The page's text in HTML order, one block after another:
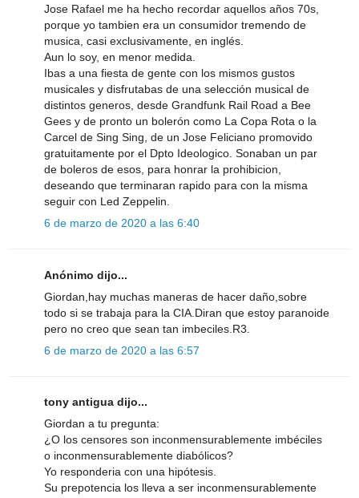
Jose Rafael me ha hecho recordar aquellos años 70s,
porque yo tambien era un consumidor tremendo de
musica, casi exclusivamente, en inglés.
Aun lo soy, en menor medida.
Ibas a una fiesta de gente con los mismos gustos
musicales y disfrutabas de una selección musical de
distintos generos, desde Grandfunk Rail Road a Bee
Gees y de pronto un bolerón como La Copa Rota o la
Carcel de Sing Sing, de un Jose Feliciano promovido
gratuitamente por el Dpto Ideologico. Sonaban un par
de boleros de esos, para honrar la prohibicion,
deseando que terminaran rapido para con la misma
seguir con Led Zeppelin.
6 de marzo de 2020 a las 6:40
Anónimo dijo...
Giordan,hay muchas maneras de hacer daño,sobre
todo si se trabaja para la CIA.Diran que estoy paranoide
pero no creo que sean tan imbeciles.R3.
6 de marzo de 2020 a las 6:57
tony antigua dijo...
Giordan a tu pregunta:
¿O los censores son inconmensurablemente imbéciles
o inconmensurablemente diabólicos?
Yo responderia con una hipótesis.
Su prepotencia los lleva a ser inconmensurablemente